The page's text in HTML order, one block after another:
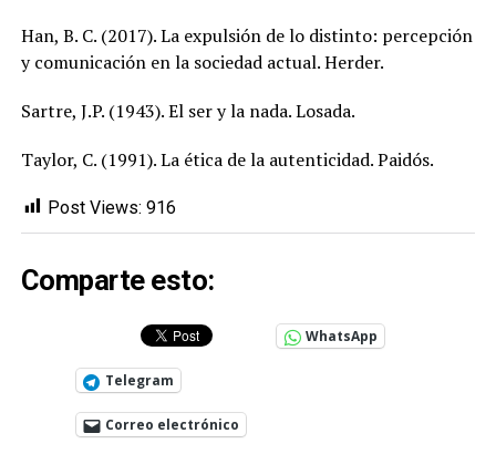
Han, B. C. (2017). La expulsión de lo distinto: percepción
y comunicación en la sociedad actual. Herder.
Sartre, J.P. (1943). El ser y la nada. Losada.
Taylor, C. (1991). La ética de la autenticidad. Paidós.
Post Views: 916
Comparte esto:
WhatsApp
Telegram
Correo electrónico